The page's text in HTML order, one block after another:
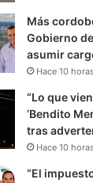
Más
Gobierno
asumir
Hace 10 horas
“Lo que
‘Bendito
tras
Hace 10 horas
“El